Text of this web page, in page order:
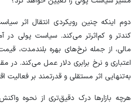
دوم اینکه چنین رویکردی انتقال اثر
کندتر و کم‌اثرتر می‌کند. سیاست پولی در
مالی، از جمله نرخ‌های بهره بلندمدت،
اعتباری و نرخ برابری دلار عمل می‌کند. در
به‌تنهایی اثر مستقلی و قدرتمند بر فعالیت
هرچه بازار‌ها درک دقیق‌تری از نحوه